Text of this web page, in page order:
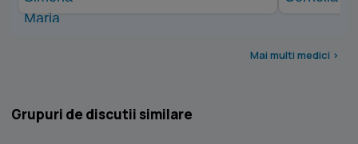
Mai multi medici >
Grupuri de discutii similare